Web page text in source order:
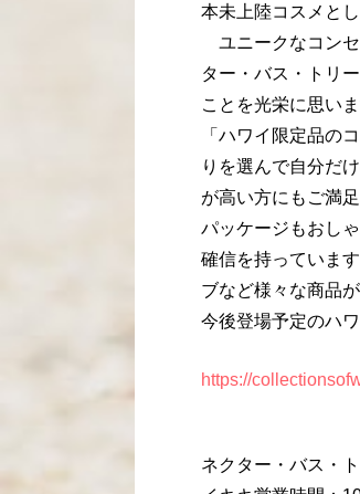
本未上陸コスメと
ユニークなコンセ
ター・バス・トリ
ことを光栄に思い
「ハワイ限定品の
りを選んで自分だ
が高い方にもご満
パッケージもおし
確信を持っていま
ブなど様々な商品が
今後登場予定のハ
https://
ネクター・バス・